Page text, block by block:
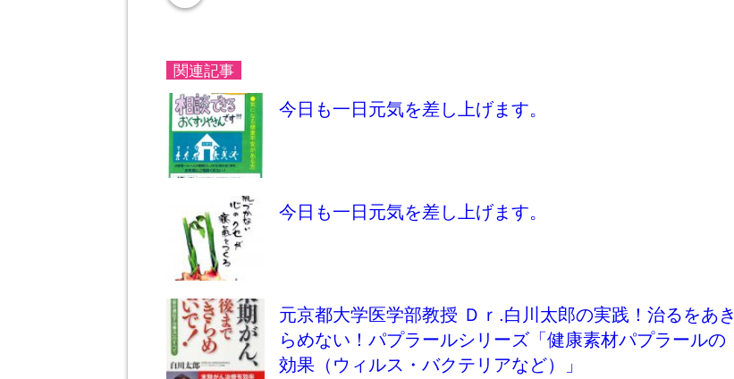
関連記事
今日も一日元気を差し上げます。
今日も一日元気を差し上げます。
元京都大学医学部教授 Ｄｒ.白川太郎の実践！治るをあき
らめない！パプラールシリーズ「健康素材パプラールの
効果（ウィルス・バクテリアなど）」